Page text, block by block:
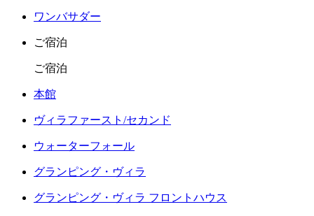
ワンバサダー
ご宿泊
ご宿泊
本館
ヴィラファースト/セカンド
ウォーターフォール
グランピング・ヴィラ
グランピング・ヴィラ フロントハウス